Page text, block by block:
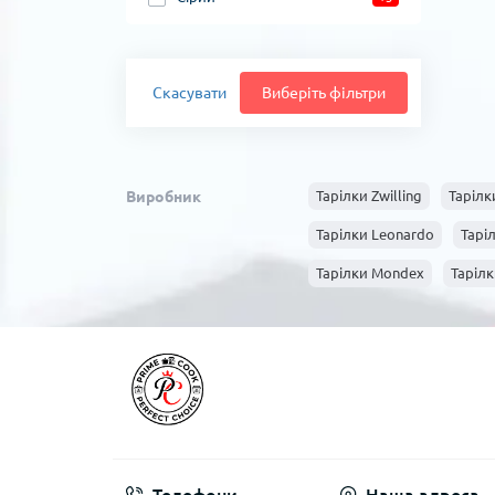
Скасувати Виберіть фільтри
Виробник Тарілки Zwilling
Тарілки Leonardo
Тарілки Mondex